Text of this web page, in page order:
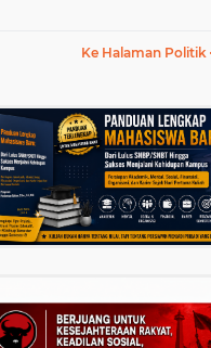
Ke Halaman Politik